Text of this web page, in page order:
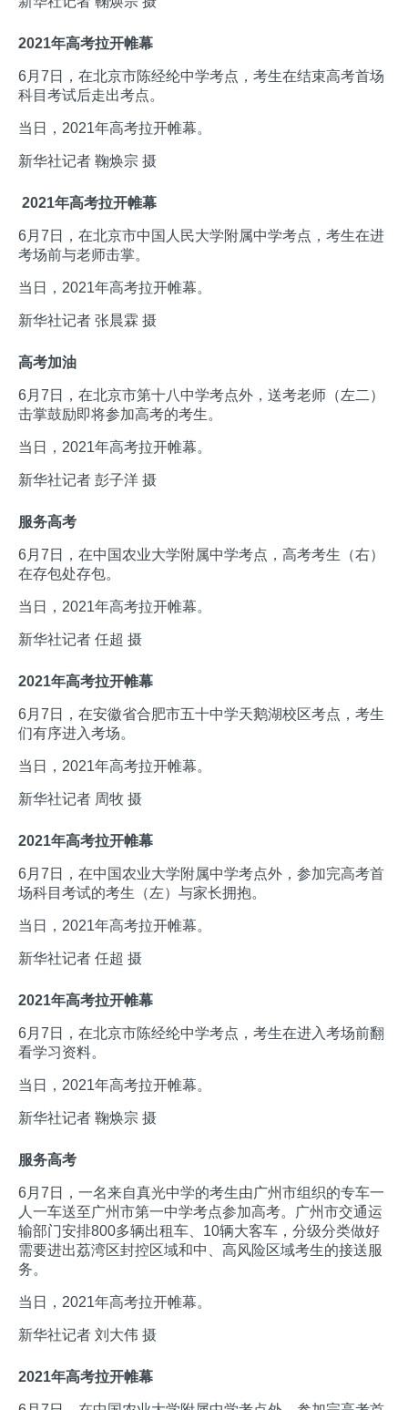
2021年高考拉开帷幕
6月7日，在北京市陈经纶中学考点，考生在结束高考首场
科目考试后走出考点。
当日，2021年高考拉开帷幕。
新华社记者 鞠焕宗 摄
2021年高考拉开帷幕
6月7日，在北京市中国人民大学附属中学考点，考生在进
考场前与老师击掌。
当日，2021年高考拉开帷幕。
新华社记者 张晨霖 摄
高考加油
6月7日，在北京市第十八中学考点外，送考老师（左二）
击掌鼓励即将参加高考的考生。
当日，2021年高考拉开帷幕。
新华社记者 彭子洋 摄
服务高考
6月7日，在中国农业大学附属中学考点，高考考生（右）
在存包处存包。
当日，2021年高考拉开帷幕。
新华社记者 任超 摄
2021年高考拉开帷幕
6月7日，在安徽省合肥市五十中学天鹅湖校区考点，考生
们有序进入考场。
当日，2021年高考拉开帷幕。
新华社记者 周牧 摄
2021年高考拉开帷幕
6月7日，在中国农业大学附属中学考点外，参加完高考首
场科目考试的考生（左）与家长拥抱。
当日，2021年高考拉开帷幕。
新华社记者 任超 摄
2021年高考拉开帷幕
6月7日，在北京市陈经纶中学考点，考生在进入考场前翻
看学习资料。
当日，2021年高考拉开帷幕。
新华社记者 鞠焕宗 摄
服务高考
6月7日，一名来自真光中学的考生由广州市组织的专车一
人一车送至广州市第一中学考点参加高考。广州市交通运
输部门安排800多辆出租车、10辆大客车，分级分类做好
需要进出荔湾区封控区域和中、高风险区域考生的接送服
务。
当日，2021年高考拉开帷幕。
新华社记者 刘大伟 摄
2021年高考拉开帷幕